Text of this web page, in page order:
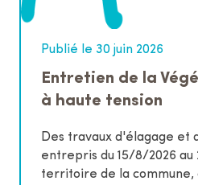
Publié le 30 juin 2026
Entretien de la
à haute tension
Des travaux d'élagage et
entrepris du 15/8/2026 au
territoire de la commune,